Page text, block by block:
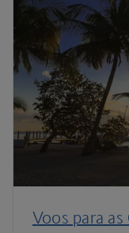
Voos para as